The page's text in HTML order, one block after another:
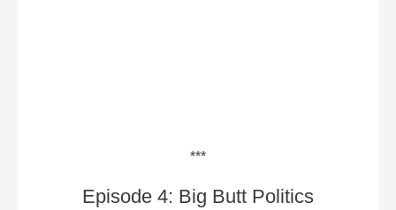
***
Episode 4: Big Butt Politics